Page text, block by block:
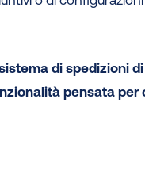
di spedizioni di
pensata per